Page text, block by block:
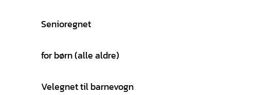
Senioregnet
for børn (alle aldre)
Velegnet til barnevogn